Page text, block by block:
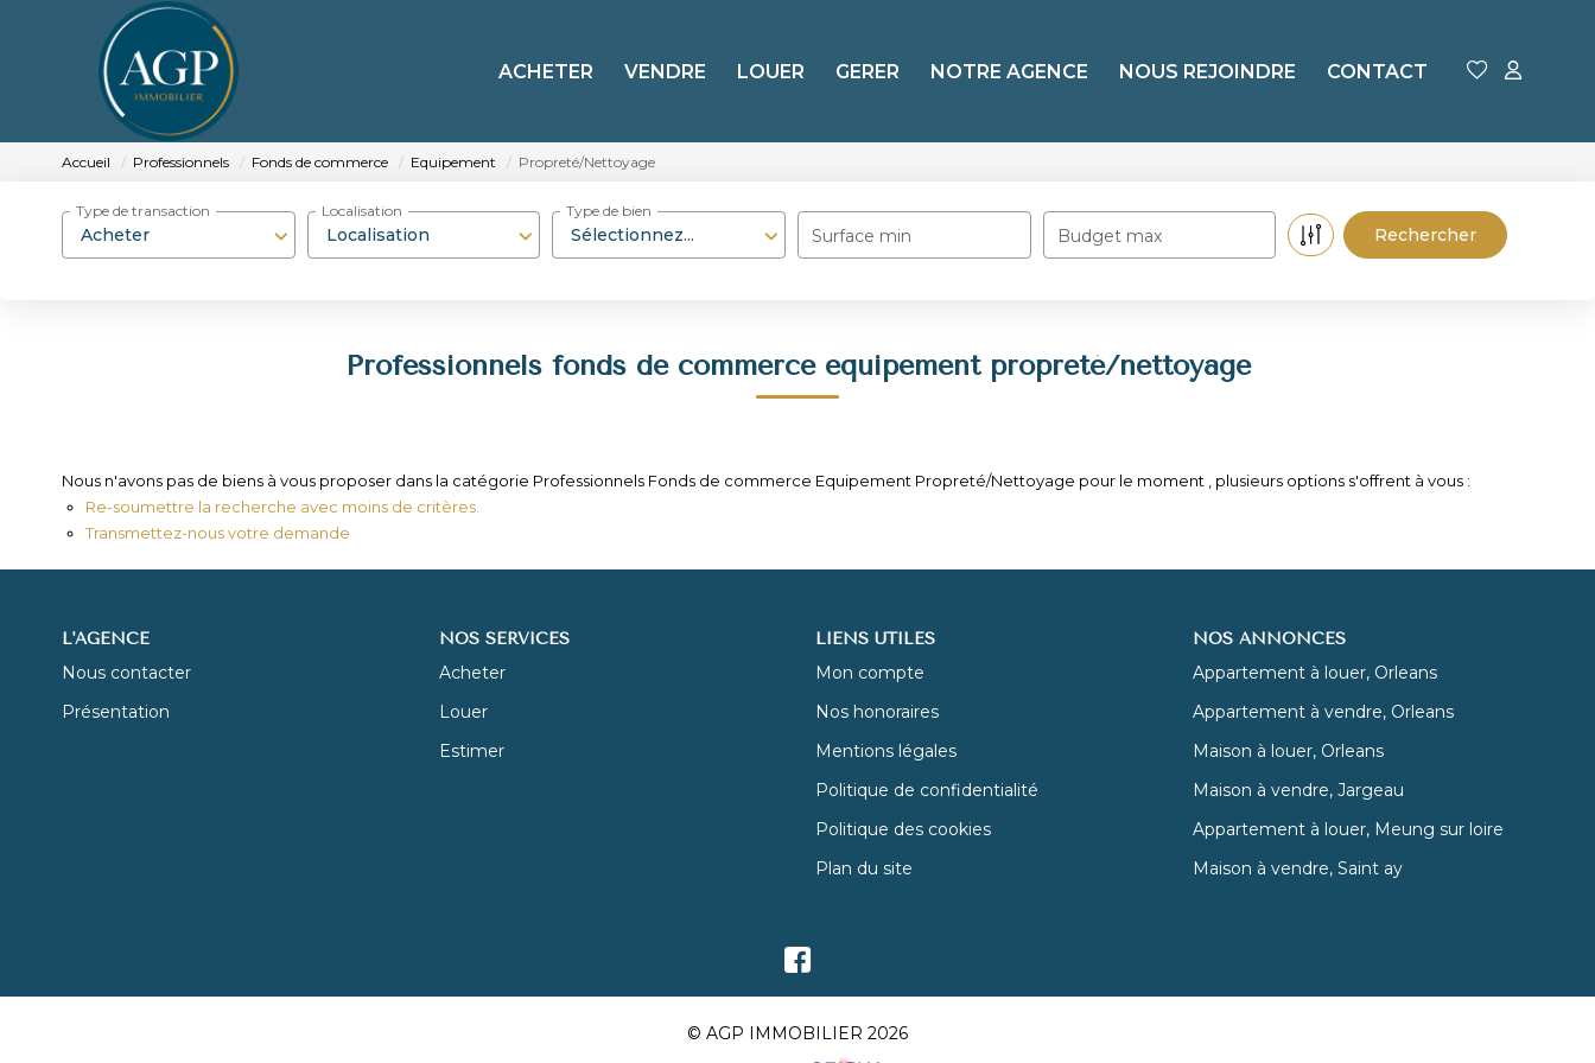
ACHETER VENDRE LOUER GERER NOTRE AGENCE NOUS REJOINDRE CONTACT
Accueil Professionnels Fonds de commerce Equipement Propreté/Nettoyage
Acheter
Type de transaction
Localisation
Localisation
Sélectionnez...
Type de bien
Surface min Budget max
Professionnels fonds de commerce equipement propreté/nettoyage
Nous n'avons pas de biens à vous proposer dans la catégorie Professionnels Fonds de commerce Equipement Propreté/Nettoyage pour le moment , plusieurs options s'offrent à vous :
Re-soumettre la recherche avec moins de critères.
Transmettez-nous votre demande
L'AGENCE
Nous contacter
Présentation
NOS SERVICES
Acheter
Louer
Estimer
LIENS UTILES
Mon compte
Nos honoraires
Mentions légales
Politique de confidentialité
Politique des cookies
Plan du site
NOS ANNONCES
Appartement à louer, Orleans
Appartement à vendre, Orleans
Maison à louer, Orleans
Maison à vendre, Jargeau
Appartement à louer, Meung sur loire
Maison à vendre, Saint ay
© AGP IMMOBILIER 2026